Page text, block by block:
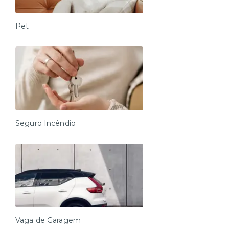
Pet
Seguro Incêndio
Vaga de Garagem